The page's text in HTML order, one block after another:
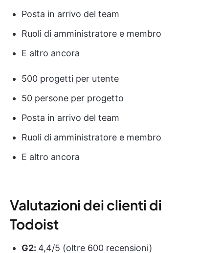
Posta in arrivo del team
Ruoli di amministratore e membro
E altro ancora
500 progetti per utente
50 persone per progetto
Posta in arrivo del team
Ruoli di amministratore e membro
E altro ancora
Valutazioni dei clienti di
Todoist
G2: 4,4/5 (oltre 600 recensioni)